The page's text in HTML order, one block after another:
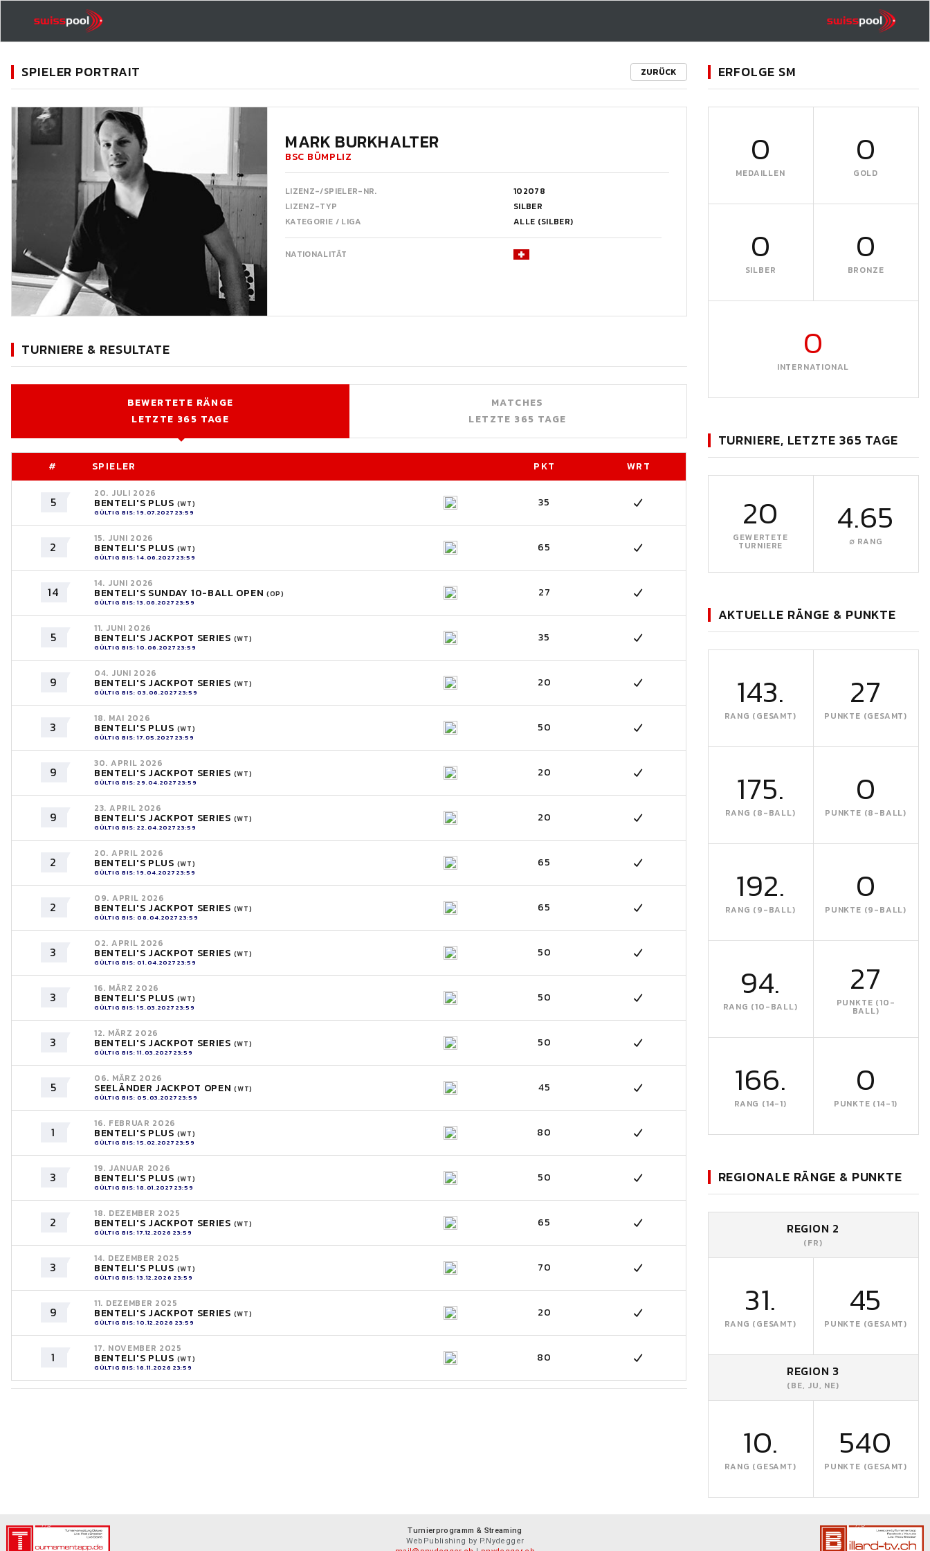
SPIELER PORTRAIT ZURÜCK
11
MARK BURKHALTER
BSC BÜMPLIZ
LIZENZ-/SPIELER-NR.
102078
LIZENZ-TYP
SILBER
KATEGORIE / LIGA
ALLE (SILBER)
NATIONALITÄT
TURNIERE & RESULTATE
BEWERTETE RÄNGE
LETZTE 365 TAGE
MATCHES
LETZTE 365 TAGE
# SPIELER PKT WRT
5
20. JULI 2026
BENTELI'S PLUS (WT)
GÜLTIG BIS: 19.07.2027 23:59
35
2
15. JUNI 2026
BENTELI'S PLUS (WT)
GÜLTIG BIS: 14.06.2027 23:59
65
14
14. JUNI 2026
BENTELI'S SUNDAY 10-BALL OPEN (OP)
GÜLTIG BIS: 13.06.2027 23:59
27
5
11. JUNI 2026
BENTELI'S JACKPOT SERIES (WT)
GÜLTIG BIS: 10.06.2027 23:59
35
9
04. JUNI 2026
BENTELI'S JACKPOT SERIES (WT)
GÜLTIG BIS: 03.06.2027 23:59
20
3
18. MAI 2026
BENTELI'S PLUS (WT)
GÜLTIG BIS: 17.05.2027 23:59
50
9
30. APRIL 2026
BENTELI'S JACKPOT SERIES (WT)
GÜLTIG BIS: 29.04.2027 23:59
20
9
23. APRIL 2026
BENTELI'S JACKPOT SERIES (WT)
GÜLTIG BIS: 22.04.2027 23:59
20
2
20. APRIL 2026
BENTELI'S PLUS (WT)
GÜLTIG BIS: 19.04.2027 23:59
65
2
09. APRIL 2026
BENTELI'S JACKPOT SERIES (WT)
GÜLTIG BIS: 08.04.2027 23:59
65
3
02. APRIL 2026
BENTELI'S JACKPOT SERIES (WT)
GÜLTIG BIS: 01.04.2027 23:59
50
3
16. MÄRZ 2026
BENTELI'S PLUS (WT)
GÜLTIG BIS: 15.03.2027 23:59
50
3
12. MÄRZ 2026
BENTELI'S JACKPOT SERIES (WT)
GÜLTIG BIS: 11.03.2027 23:59
50
5
06. MÄRZ 2026
SEELÄNDER JACKPOT OPEN(WT)
GÜLTIG BIS: 05.03.2027 23:59
45
1
16. FEBRUAR 2026
BENTELI'S PLUS (WT)
GÜLTIG BIS: 15.02.2027 23:59
80
3
19. JANUAR 2026
BENTELI'S PLUS (WT)
GÜLTIG BIS: 18.01.2027 23:59
50
2
18. DEZEMBER 2025
BENTELI'S JACKPOT SERIES (WT)
GÜLTIG BIS: 17.12.2026 23:59
65
3
14. DEZEMBER 2025
BENTELI'S PLUS (WT)
GÜLTIG BIS: 13.12.2026 23:59
70
9
11. DEZEMBER 2025
BENTELI'S JACKPOT SERIES (WT)
GÜLTIG BIS: 10.12.2026 23:59
20
1
17. NOVEMBER 2025
BENTELI'S PLUS (WT)
GÜLTIG BIS: 16.11.2026 23:59
80
ERFOLGE SM
0
MEDAILLEN
0
GOLD
0
SILBER
0
BRONZE
0
INTERNATIONAL
TURNIERE, LETZTE 365 TAGE
20
GEWERTETE
TURNIERE
4.65
∅ RANG
AKTUELLE RÄNGE & PUNKTE
143.
RANG (GESAMT)
27
PUNKTE (GESAMT)
175.
RANG (8-BALL)
0
PUNKTE (8-BALL)
192.
RANG (9-BALL)
0
PUNKTE (9-BALL)
94.
RANG (10-BALL)
27
PUNKTE (10-
BALL)
166.
RANG (14-1)
0
PUNKTE (14-1)
REGIONALE RÄNGE & PUNKTE
REGION 2
(FR)
31.
RANG (GESAMT)
45
PUNKTE (GESAMT)
REGION 3
(BE, JU, NE)
10.
RANG (GESAMT)
540
PUNKTE (GESAMT)
Turnierprogramm & Streaming
WebPublishing by P.Nydegger